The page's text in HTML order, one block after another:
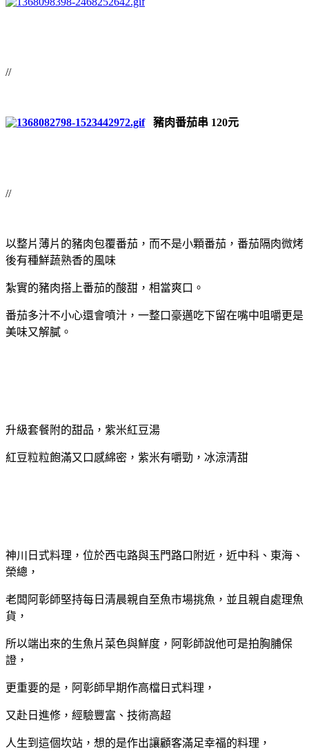
//
豬肉番茄串 120元
//
以整片薄片的豬肉包覆番茄，而不是小顆番茄，番茄隔肉微烤
後有種鮮蔬熟香的風味
紮實的豬肉搭上番茄的酸甜，相當爽口。
番茄多汁不小心還會噴汁，一整口豪邁吃下留在嘴中咀嚼更是
美味又解膩。
升級套餐附的甜品，紫米紅豆湯
紅豆粒粒飽滿又口感綿密，紫米有嚼勁，冰涼清甜
神川日式料理，位於西屯路與玉門路口附近，近中科、東海、
榮總，
老闆阿彰師堅持每日清晨親自至魚市場挑魚，並且親自處理魚
貨，
所以端出來的生魚片菜色與鮮度，阿彰師說他可是拍胸脯保
證，
更重要的是，阿彰師早期作高檔日式料理，
又赴日進修，經驗豐富、技術高超
人生到這個坎站，想的是作出讓顧客滿足幸福的料理，